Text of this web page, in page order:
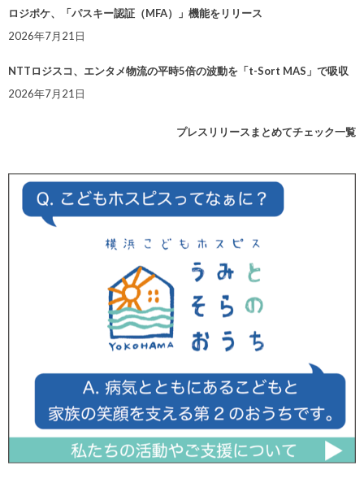
ロジポケ、「パスキー認証（MFA）」機能をリリース
2026年7月21日
NTTロジスコ、エンタメ物流の平時5倍の波動を「t-Sort MAS」で吸収
2026年7月21日
プレスリリースまとめてチェック一覧